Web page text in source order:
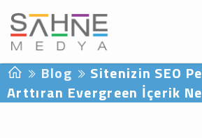
Blog
Sitenizin SEO
Arttıran Evergreen İçerik